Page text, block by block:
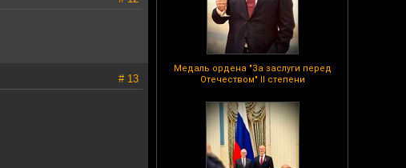
Медаль ордена "За заслуги перед
Отечеством" II степени
# 13